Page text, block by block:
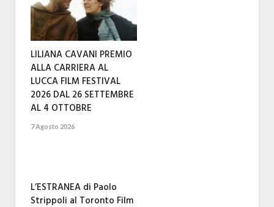
LILIANA CAVANI PREMIO
ALLA CARRIERA AL
LUCCA FILM FESTIVAL
2026 DAL 26 SETTEMBRE
AL 4 OTTOBRE
7 Agosto 2026
L’ESTRANEA di Paolo
Strippoli al Toronto Film